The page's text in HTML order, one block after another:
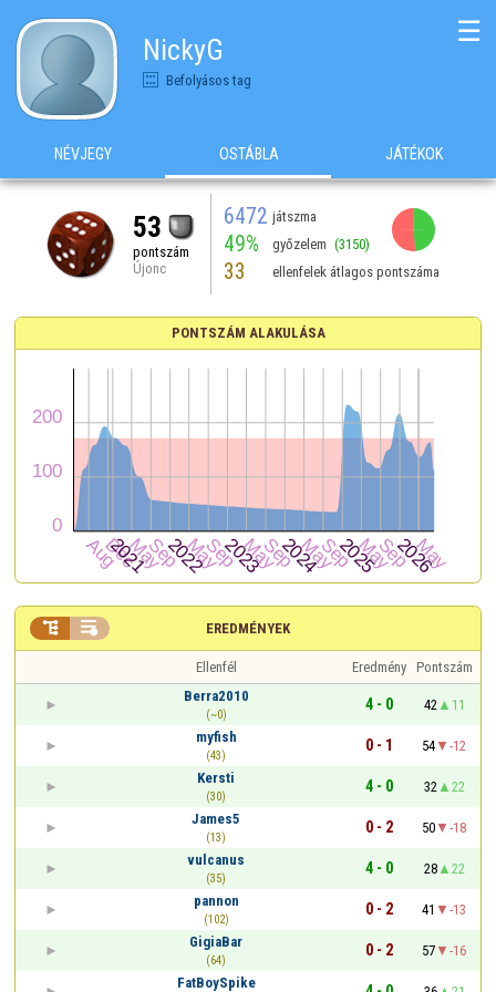
NickyG
Befolyásos tag
☰
NÉVJEGY OSTÁBLA JÁTÉKOK
53
pontszám
Újonc
6472 játszma
49% győzelem (3150)
33 ellenfelek átlagos pontszáma
PONTSZÁM ALAKULÁSA
EREDMÉNYEK
 
Ellenfél Eredmény Pontszám
Berra2010
(~0)
4 - 0 42
11
myfish
(43)
0 - 1 54
-12
Kersti
(30)
4 - 0 32
22
James5
(13)
0 - 2 50
-18
vulcanus
(35)
4 - 0 28
22
pannon
(102)
0 - 2 41
-13
GigiaBar
(64)
0 - 2 57
-16
FatBoySpike